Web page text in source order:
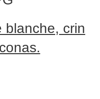
blanche, crin